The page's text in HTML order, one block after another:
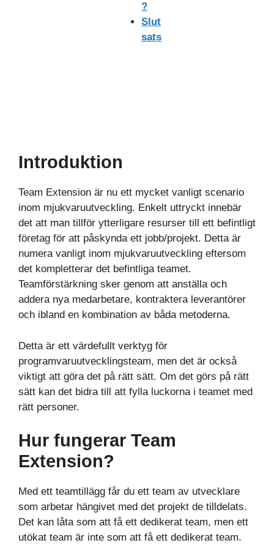
?
Slut
sats
Introduktion
Team Extension är nu ett mycket vanligt scenario
inom mjukvaruutveckling. Enkelt uttryckt innebär
det att man tillför ytterligare resurser till ett befintligt
företag för att påskynda ett jobb/projekt. Detta är
numera vanligt inom mjukvaruutveckling eftersom
det kompletterar det befintliga teamet.
Teamförstärkning sker genom att anställa och
addera nya medarbetare, kontraktera leverantörer
och ibland en kombination av båda metoderna.
Detta är ett värdefullt verktyg för
programvaruutvecklingsteam, men det är också
viktigt att göra det på rätt sätt. Om det görs på rätt
sätt kan det bidra till att fylla luckorna i teamet med
rätt personer.
Hur fungerar Team
Extension?
Med ett teamtillägg får du ett team av utvecklare
som arbetar hängivet med det projekt de tilldelats.
Det kan låta som att få ett dedikerat team, men ett
utökat team är inte som att få ett dedikerat team.